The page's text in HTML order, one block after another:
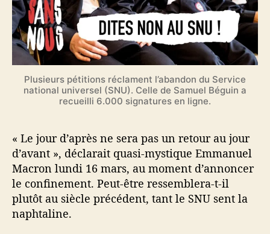
Plusieurs pétitions réclament l’abandon du Service
national universel (SNU). Celle de Samuel Béguin a
recueilli 6.000 signatures en ligne.
« Le jour d’après ne sera pas un retour au jour
d’avant », déclarait quasi-mystique Emmanuel
Macron lundi 16 mars, au moment d’annoncer
le confinement. Peut-être ressemblera-t-il
plutôt au siècle précédent, tant le SNU sent la
naphtaline.